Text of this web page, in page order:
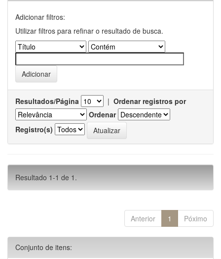
Adicionar filtros:
Utilizar filtros para refinar o resultado de busca.
Resultados/Página | Ordenar registros por
Ordenar
Registro(s)
Resultado 1-1 de 1.
Anterior 1 Póximo
Conjunto de itens: